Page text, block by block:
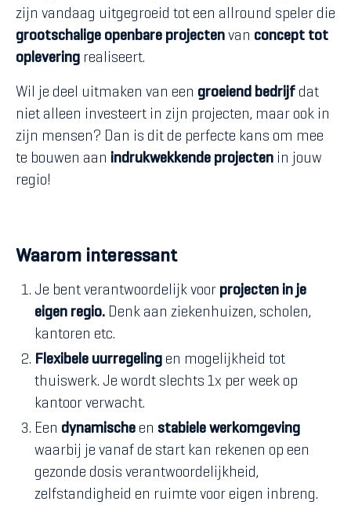
zijn vandaag uitgegroeid tot een allround speler die
grootschalige openbare projecten van concept tot
oplevering realiseert.
Wil je deel uitmaken van een groeiend bedrijf dat
niet alleen investeert in zijn projecten, maar ook in
zijn mensen? Dan is dit de perfecte kans om mee
te bouwen aan indrukwekkende projecten in jouw
regio!
Waarom interessant
Je bent verantwoordelijk voor projecten in je
eigen regio. Denk aan ziekenhuizen, scholen,
kantoren etc.
Flexibele uurregeling en mogelijkheid tot
thuiswerk. Je wordt slechts 1x per week op
kantoor verwacht.
Een dynamische en stabiele werkomgeving
waarbij je vanaf de start kan rekenen op een
gezonde dosis verantwoordelijkheid,
zelfstandigheid en ruimte voor eigen inbreng.